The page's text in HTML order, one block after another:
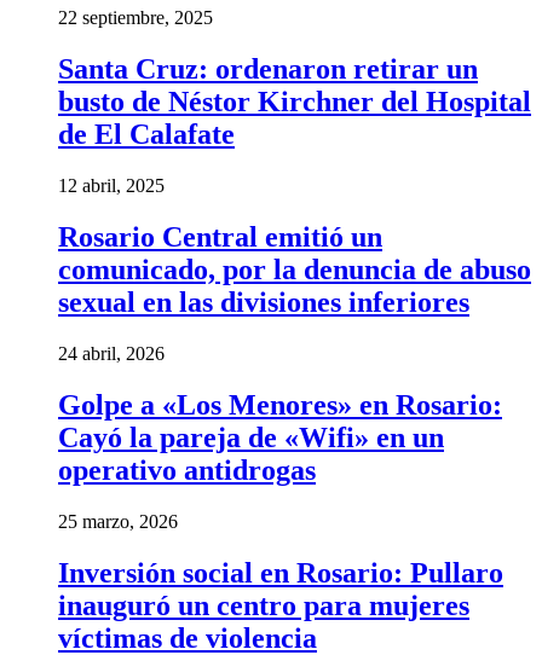
22 septiembre, 2025
Santa Cruz: ordenaron retirar un
busto de Néstor Kirchner del Hospital
de El Calafate
12 abril, 2025
Rosario Central emitió un
comunicado, por la denuncia de abuso
sexual en las divisiones inferiores
24 abril, 2026
Golpe a «Los Menores» en Rosario:
Cayó la pareja de «Wifi» en un
operativo antidrogas
25 marzo, 2026
Inversión social en Rosario: Pullaro
inauguró un centro para mujeres
víctimas de violencia